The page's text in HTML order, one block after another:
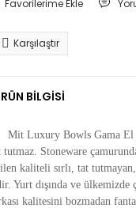
Karşılaştır
BİLGİSİ
Mit Luxury Bowls Gama El
tutmaz. Stoneware
kaliteli sırlı, tat
Yurt dışında ve
kalitesini bozmadan